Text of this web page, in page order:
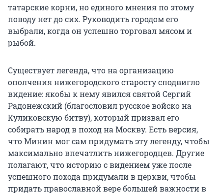
татарские корни, но единого мнения по этому
поводу нет до сих. Руководить городом его
выбрали, когда он успешно торговал мясом и
рыбой.
Существует легенда, что на организацию
ополчения нижегородского старосту сподвигло
видение: якобы к нему явился святой Сергий
Радонежский (благословил русское войско на
Куликовскую битву), который призвал его
собирать народ в поход на Москву. Есть версия,
что Минин мог сам придумать эту легенду, чтобы
максимально впечатлить нижегородцев. Другие
полагают, что историю с видением уже после
успешного похода придумали в церкви, чтобы
придать православной вере большей важности в